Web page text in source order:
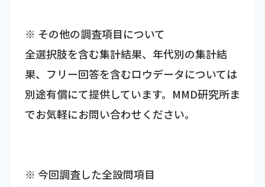
※ その他の調査項目について
全選択肢を含む集計結果、年代別の集計結
果、フリー回答を含むロウデータについては
別途有償にて提供しています。MMD研究所ま
でお気軽にお問い合わせください。
※ 今回調査した全設問項目